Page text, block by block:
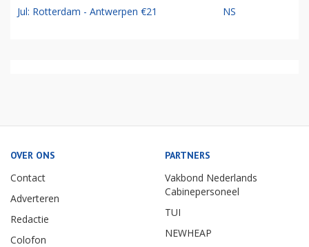
Jul: Rotterdam - Antwerpen €21 NS
OVER ONS
Contact
Adverteren
Redactie
Colofon
PARTNERS
Vakbond Nederlands
Cabinepersoneel
TUI
NEWHEAP